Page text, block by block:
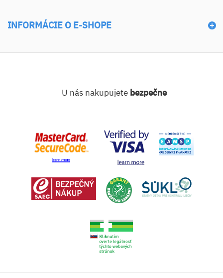
INFORMÁCIE O E-SHOPE
U nás nakupujete bezpečne